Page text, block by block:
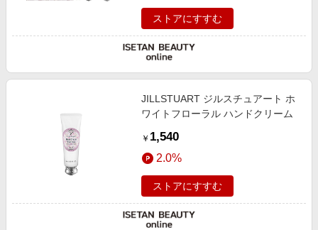
ストアにすすむ
JILLSTUART ジルスチュアート ホ
ワイトフローラル ハンドクリーム
￥ 1,540
2.0%
ストアにすすむ